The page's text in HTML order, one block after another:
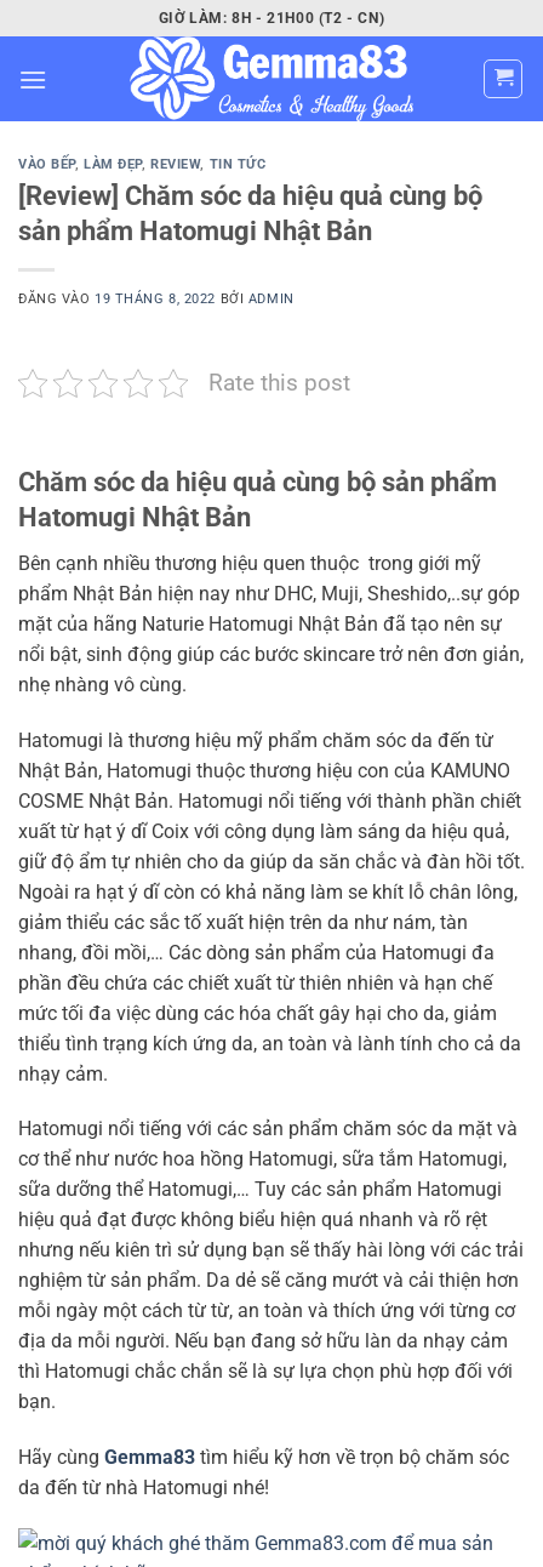
qua
nội
GIỜ LÀM: 8H - 21H00 (T2 - CN)
VÀO BẾP,LÀM ĐẸP,REVIEW, TIN TỨC
[Review] Chăm sóc da hiệu quả cùng bộ
sản phẩm Hatomugi Nhật Bản
ĐĂNG VÀO 19 THÁNG 8, 2022 BỞI ADMIN
Rate this post
Chăm sóc da hiệu quả cùng bộ sản phẩm
Hatomugi Nhật Bản
Bên cạnh nhiều thương hiệu quen thuộc trong giới mỹ
phẩm Nhật Bản hiện nay như DHC, Muji, Sheshido,..sự góp
mặt của hãng Naturie Hatomugi Nhật Bản đã tạo nên sự
nổi bật, sinh động giúp các bước skincare trở nên đơn giản,
nhẹ nhàng vô cùng.
Hatomugi là thương hiệu mỹ phẩm chăm sóc da đến từ
Nhật Bản, Hatomugi thuộc thương hiệu con của KAMUNO
COSME Nhật Bản. Hatomugi nổi tiếng với thành phần chiết
xuất từ hạt ý dĩ Coix với công dụng làm sáng da hiệu quả,
giữ độ ẩm tự nhiên cho da giúp da săn chắc và đàn hồi tốt.
Ngoài ra hạt ý dĩ còn có khả năng làm se khít lỗ chân lông,
giảm thiểu các sắc tố xuất hiện trên da như nám, tàn
nhang, đồi mồi,… Các dòng sản phẩm của Hatomugi đa
phần đều chứa các chiết xuất từ thiên nhiên và hạn chế
mức tối đa việc dùng các hóa chất gây hại cho da, giảm
thiểu tình trạng kích ứng da, an toàn và lành tính cho cả da
nhạy cảm.
Hatomugi nổi tiếng với các sản phẩm chăm sóc da mặt và
cơ thể như nước hoa hồng Hatomugi, sữa tắm Hatomugi,
sữa dưỡng thể Hatomugi,… Tuy các sản phẩm Hatomugi
hiệu quả đạt được không biểu hiện quá nhanh và rõ rệt
nhưng nếu kiên trì sử dụng bạn sẽ thấy hài lòng với các trải
nghiệm từ sản phẩm. Da dẻ sẽ căng mướt và cải thiện hơn
mỗi ngày một cách từ từ, an toàn và thích ứng với từng cơ
địa da mỗi người. Nếu bạn đang sở hữu làn da nhạy cảm
thì Hatomugi chắc chắn sẽ là sự lựa chọn phù hợp đối với
bạn.
Hãy cùng Gemma83 tìm hiểu kỹ hơn về trọn bộ chăm sóc
da đến từ nhà Hatomugi nhé!